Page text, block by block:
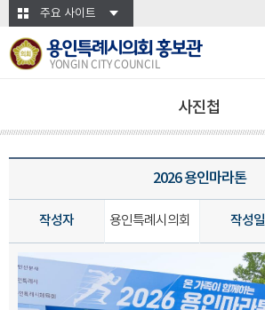
본문바로가기주요 사이트
용인특례시의회 홍보관
YONGIN CITY COUNCIL
사진첩
2026 용인마라톤
작성자 용인특례시의회 작성일